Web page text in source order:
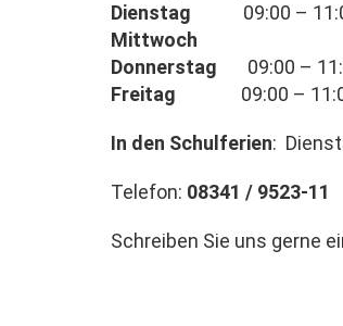
Dienstag 09:00 –
Mittwoch
Donnerstag 09:00 –
Freitag 09:00 –
In den Schulferien:
Telefon: 08341 / 9523-11
Schreiben Sie uns gerne